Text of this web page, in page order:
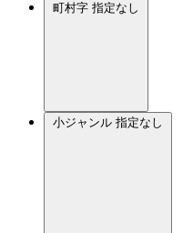
町村字 指定なし
小ジャンル 指定なし